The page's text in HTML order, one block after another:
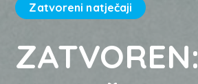
Zatvoreni natječaji
ZATVOREN: